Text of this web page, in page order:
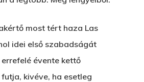
most tért haza Las
idei első szabadságát
évente kettő
kivéve, ha esetleg